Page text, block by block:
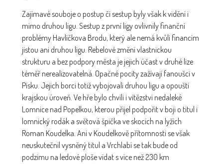
Zajímavé souboje o postup či sestup byly však k vidění i
mimo druhou ligu. Sestup z první ligy ovlivnily finanční
problémy Havlíčkova Brodu, který ale nemá kvůli financím
jistou ani druhou ligu. Rebelové změní vlastnickou
strukturu a bez podpory města je jejich účast v druhé lize
téměř nerealizovatelná. Opačné pocity zažívají fanoušci v
Písku. Jejich borci totiž vybojovali druhou ligu a opouští
krajskou úroveň. Ve hře bylo chvíli i vítězství nedaleké
Lomnice nad Popelkou, kterou přijel podpořit v boji o titul i
lomnický rodák a světová špička ve skocích na lyžích
Roman Koudelka. Ani v Koudelkově přítomnosti se však
neuskutečnil vysněný titul a Vrchlabí se tak bude od
podzimu na ledové ploše vídat s více než 230 km